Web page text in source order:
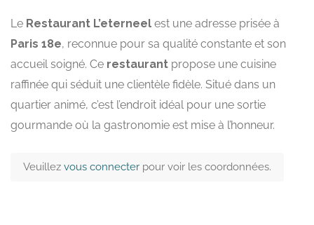
Le Restaurant L’eterneel est une adresse prisée à
Paris 18e, reconnue pour sa qualité constante et son
accueil soigné. Ce restaurant propose une cuisine
raffinée qui séduit une clientèle fidèle. Situé dans un
quartier animé, c’est l’endroit idéal pour une sortie
gourmande où la gastronomie est mise à l’honneur.
Veuillez vous connecter pour voir les coordonnées.